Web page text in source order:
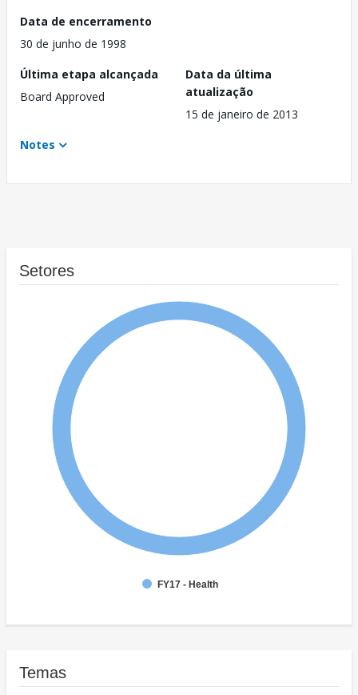
Data de encerramento
30 de junho de 1998
Última etapa alcançada
Board Approved
Data da última
atualização
15 de janeiro de 2013
Notes
Setores
FY17 - Health
Temas